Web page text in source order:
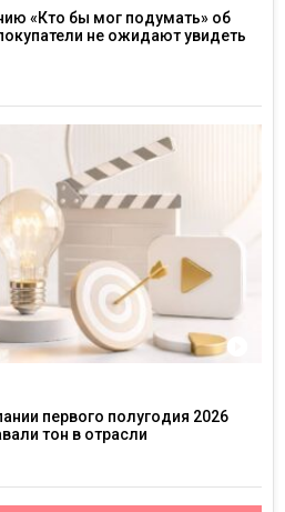
«Кто бы мог подумать» об
не ожидают увидеть
первого полугодия 2026
тон в отрасли